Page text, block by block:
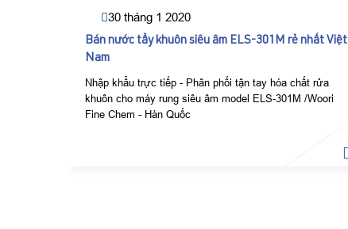
30 tháng 1 2020
Bán nước tẩy khuôn siêu âm ELS-301M rẻ nhất Việt
Nam
Nhập khẩu trực tiếp - Phân phối tận tay hóa chất rửa
khuôn cho máy rung siêu âm model ELS-301M /Woori
Fine Chem - Hàn Quốc